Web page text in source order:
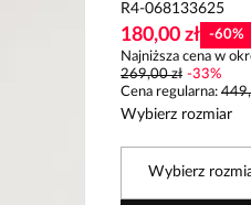
R4-068133625
180,00 zł -60%
Najniższa cena w
269,00 zł -33%
Cena regularna:
Wybierz rozmiar
Wybierz